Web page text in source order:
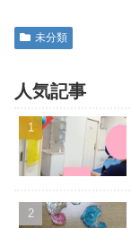
未分類
人気記事